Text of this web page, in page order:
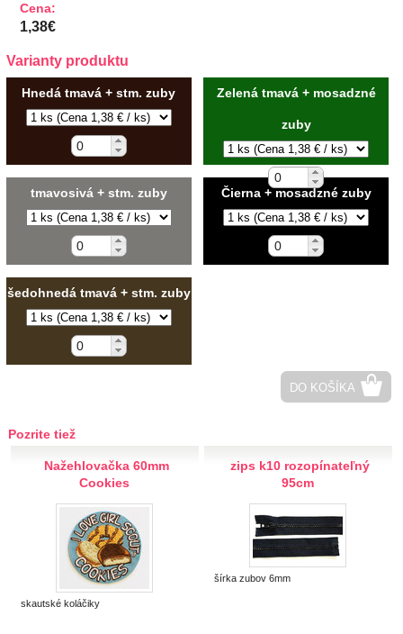
Burda strihy
Dekorácie
Doplnky
Guma
Ihly a špendlíky
Krajčírske potreby
Lemovky
Nášivky a Nažehlovačky
Nite a Priadze
Perie, pierka, perá
Cena:
1,38€
Varianty produktu
Hnedá tmavá + stm. zuby Zelená tmavá + mosadzné
zuby
tmavosivá + stm. zuby Čierna + mosadzné zuby
šedohnedá tmavá + stm. zuby
DO KOŠÍKA
Pozrite tiež
Nažehlovačka 60mm
Cookies
skautské koláčiky
zips k10 rozopínateľný
95cm
šírka zubov 6mm